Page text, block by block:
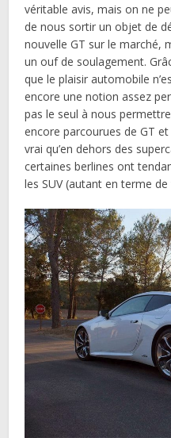
véritable avis, mais on ne
de nous sortir un objet de
nouvelle GT sur le marché,
un ouf de soulagement.
que le plaisir automobile
encore une notion assez
pas le seul à nous
encore parcourues de GT
vrai qu’en dehors des
certaines berlines ont
les SUV (autant en terme